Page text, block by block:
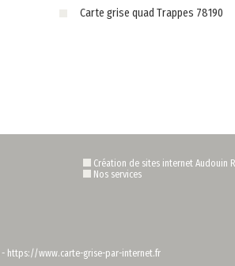
Carte grise quad Trappes 78190
Création de sites internet Audouin
Nos services
- https://www.carte-grise-par-internet.fr